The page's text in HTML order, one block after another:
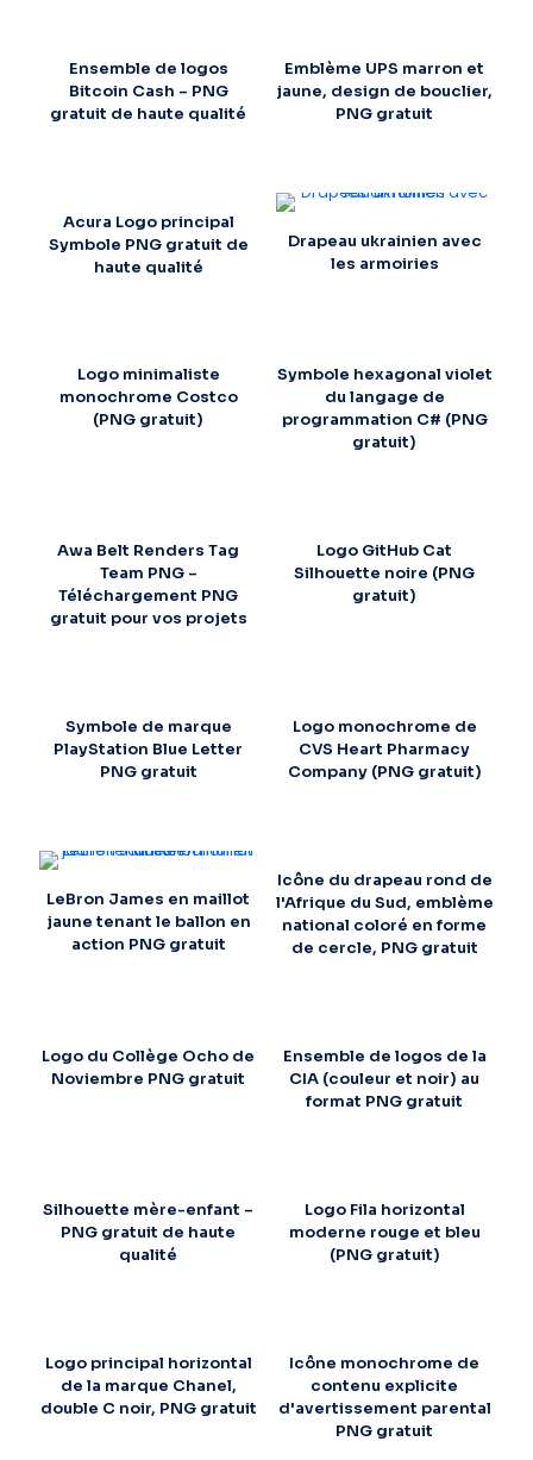
Ensemble de logos
Bitcoin Cash – PNG
gratuit de haute qualité
Emblème UPS marron et
jaune, design de bouclier,
PNG gratuit
Acura Logo principal
Symbole PNG gratuit de
haute qualité
Drapeau ukrainien avec
les armoiries
Logo minimaliste
monochrome Costco
(PNG gratuit)
Symbole hexagonal violet
du langage de
programmation C# (PNG
gratuit)
Awa Belt Renders Tag
Team PNG –
Téléchargement PNG
gratuit pour vos projets
Logo GitHub Cat
Silhouette noire (PNG
gratuit)
Symbole de marque
PlayStation Blue Letter
PNG gratuit
Logo monochrome de
CVS Heart Pharmacy
Company (PNG gratuit)
LeBron James en maillot
jaune tenant le ballon en
action PNG gratuit
Icône du drapeau rond de
l'Afrique du Sud, emblème
national coloré en forme
de cercle, PNG gratuit
Logo du Collège Ocho de
Noviembre PNG gratuit
Ensemble de logos de la
CIA (couleur et noir) au
format PNG gratuit
Silhouette mère-enfant –
PNG gratuit de haute
qualité
Logo Fila horizontal
moderne rouge et bleu
(PNG gratuit)
Logo principal horizontal
de la marque Chanel,
double C noir, PNG gratuit
Icône monochrome de
contenu explicite
d'avertissement parental
PNG gratuit